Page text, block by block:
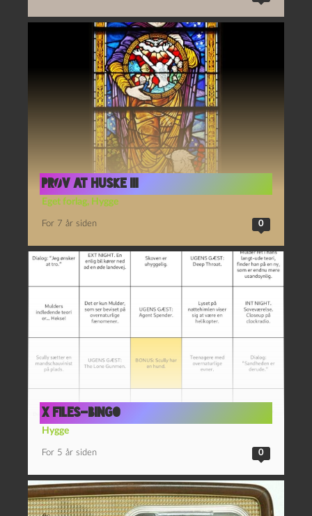
PRØV AT HUSKE III
Eget forlag, Hygge
For 7 år siden 0
X Files-bingo
Hygge
For 5 år siden 0